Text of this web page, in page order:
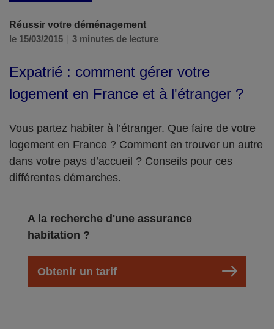
Réussir votre déménagement
le 15/03/2015
3 minutes de lecture
Expatrié : comment gérer votre
logement en France et à l'étranger ?
Vous partez habiter à l’étranger. Que faire de votre
logement en France ? Comment en trouver un autre
dans votre pays d’accueil ? Conseils pour ces
différentes démarches.
A la recherche d'une assurance
habitation ?
Obtenir un tarif